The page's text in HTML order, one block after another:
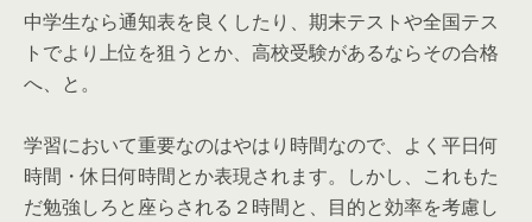
中学生なら通知表を良くしたり、期末テストや全国テス
トでより上位を狙うとか、高校受験があるならその合格
へ、と。
学習において重要なのはやはり時間なので、よく平日何
時間・休日何時間とか表現されます。しかし、これもた
だ勉強しろと座らされる２時間と、目的と効率を考慮し